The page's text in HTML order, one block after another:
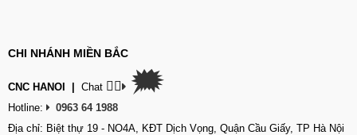
CHI NHÁNH MIỀN BẮC
CNC HANOI Chat 👉🏽 🗯
Hotline:
0963 64 1988
Địa chỉ: Biệt thự 19 - NO4A, KĐT Dịch Vọng, Quận Cầu Giấy, TP Hà Nội